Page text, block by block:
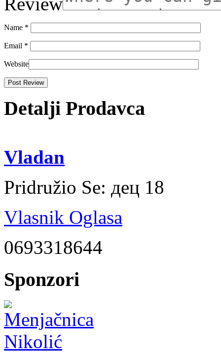
Name *
Email *
Website
Detalji Prodavca
Vladan
Pridružio Se: дец 18
Vlasnik Oglasa
0693318644
Sponzori